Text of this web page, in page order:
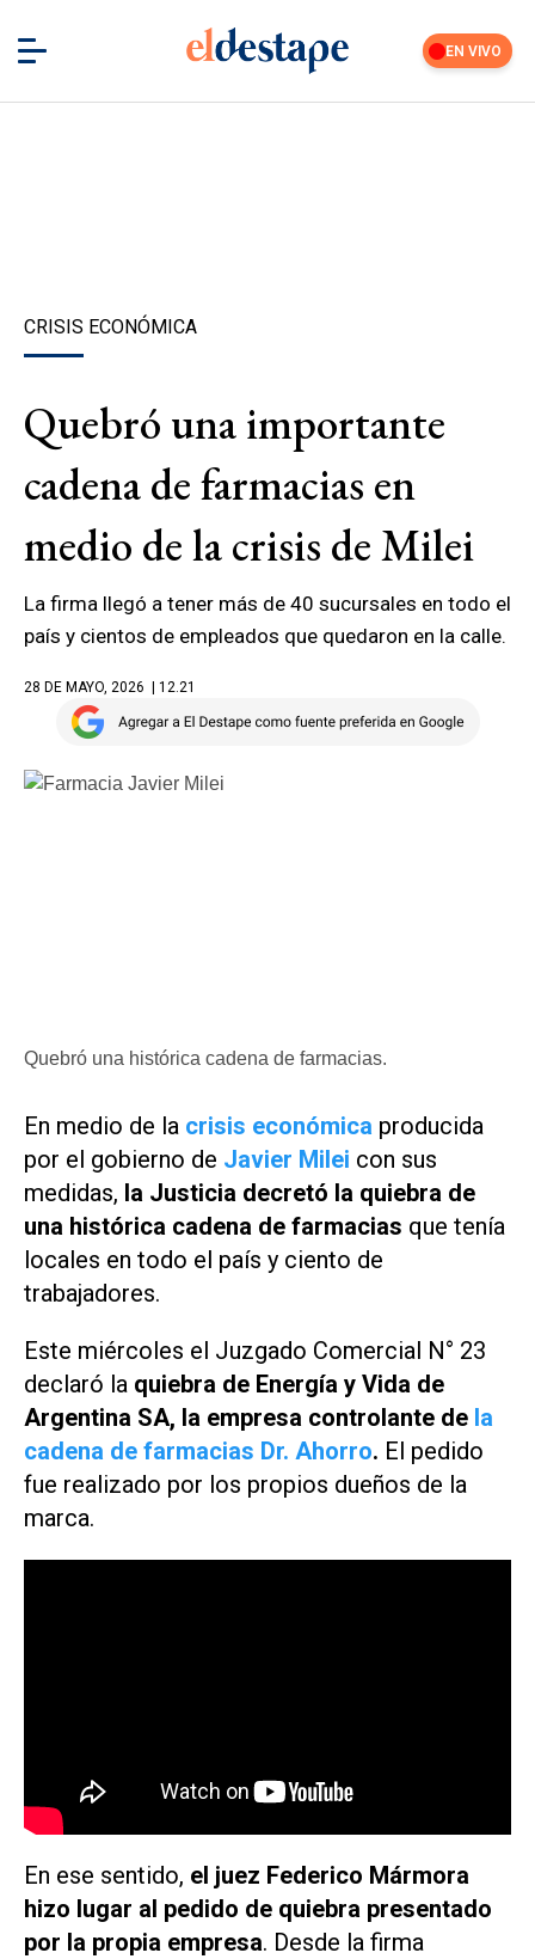
EN VIVO
CRISIS ECONÓMICA
Quebró una importante
cadena de farmacias en
medio de la crisis de Milei
La firma llegó a tener más de 40 sucursales en todo el
país y cientos de empleados que quedaron en la calle.
28 DE MAYO, 2026 | 12.21
Quebró una histórica cadena de farmacias.
En medio de la crisis económica producida
por el gobierno de Javier Milei con sus
medidas, la Justicia decretó la quiebra de
una histórica cadena de farmacias que tenía
locales en todo el país y ciento de
trabajadores.
Este miércoles el Juzgado Comercial N° 23
declaró la quiebra de Energía y Vida de
Argentina SA, la empresa controlante de la
cadena de farmacias Dr. Ahorro. El pedido
fue realizado por los propios dueños de la
marca.
En ese sentido, el juez Federico Mármora
hizo lugar al pedido de quiebra presentado
por la propia empresa. Desde la firma